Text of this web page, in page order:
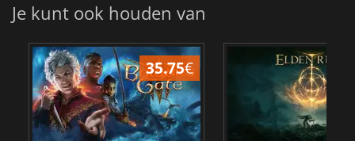
Je kunt ook houden van
35.75€